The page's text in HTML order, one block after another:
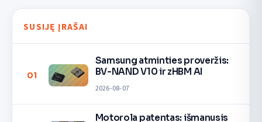
SUSIJĘ ĮRAŠAI
01
Samsung atminties proveržis:
BV-NAND V10 ir zHBM AI
2026-08-07
Motorola patentas: išmanusis